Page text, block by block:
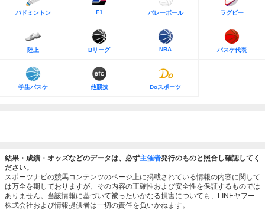
バドミントン F1 バレーボール ラグビー
陸上 Bリーグ NBA バスケ代表
学生バスケ 他競技 Doスポーツ
結果・成績・オッズなどのデータは、必ず主催者発行のものと照合し確認してく
ださい。
スポーツナビの競馬コンテンツのページ上に掲載されている情報の内容に関して
は万全を期しておりますが、その内容の正確性および安全性を保証するものでは
ありません。当該情報に基づいて被ったいかなる損害についても、LINEヤフー
株式会社および情報提供者は一切の責任を負いかねます。